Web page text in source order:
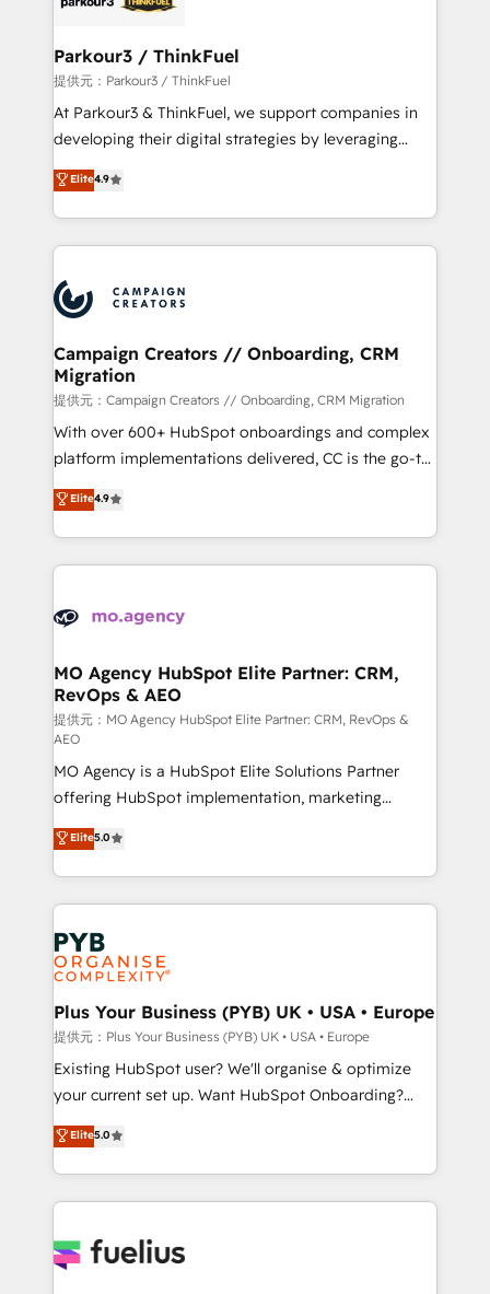
companies scale faster and smarter. 🔹 BOOMS:
Demand generation for all your buyers With BOOMS,
you invest in 100% of your buyers, accelerating your
growth and positioning yourself as an undisputed
transformation process A methodology designed to
implement HubSpot effectively and optimize your
record of business transformation, our growth-first
approach has helped brands dominate their
Parkour3 / ThinkFuel
提供元：Parkour3 / ThinkFuel
At Parkour3 & ThinkFuel, we support companies in
developing their digital strategies by leveraging
technologies and automating their marketing and
sales processes to generate growth. Our offer spans
from Strategy to Operations. We specialize in CRM
onboarding and implementation, web design, sales
extensive experience working with tech companies
and manufacturers since 2002, we are committed to
empowering our clients and developing their
autonomy. Get to grips with HubSpot through
guided implementation and seamless integration of
the CRM platform into your digital ecosystem. Would
you like support in deploying your inbound
to your needs and sales objectives. With 125+
certifications, we are part of the most certified
services are offered in both English & French.
Elite4.9
Campaign Creators // Onboarding, CRM
Migration
提供元：Campaign Creators // Onboarding, CRM Migration
With over 600+ HubSpot onboardings and complex
platform implementations delivered, CC is the go-to
Elite Solutions Partner for businesses ready to
migrate, replatform, and scale smarter. We specialize
in high-impact CRM and CMS migrations and
onboarding from platforms like Salesforce, NetSuite,
WordPress and legacy CRMs, turning fragmented
architectures that accelerate revenue operations and
performance. - Multi-object CRM migration, cleanup,
and implementation. - Pre-built and custom
integrations across your full tech stack. - Custom
object setup, CMS builds, and full-funnel automation.
- Dashboards, lifecycle campaigns, and lead
nurturing sequences. - Cross-hub setup across
Marketing, Sales, Operations, and Service Hubs. -
Ongoing optimization, managed support, and
scalable retainers. Let’s make HubSpot your most
powerful growth engine. Built to convert, scale, and
drive results.
Elite4.9
MO Agency HubSpot Elite Partner: CRM,
RevOps & AEO
提供元：MO Agency HubSpot Elite Partner: CRM, RevOps &
AEO
MO Agency is a HubSpot Elite Solutions Partner
offering HubSpot implementation, marketing
automation, CRM and RevOps consulting, data
architecture, sales enablement, lifecycle automation,
lead scoring and revenue reporting. HubSpot,
Salesforce and integrated enterprise stacks. Digital
Marketing, Answer Engine Optimisation, and
Generative Engine Optimisation (AI Search),
HubSpot Content Hub, WordPress development,
B2B SEO, paid media, and content. We work with
enterprise and growth-led companies across
technology, professional services, financial services
and industrial sectors. Offices in Johannesburg, Cape
implementations delivered. AI visibility coverage
across ChatGPT, Claude, Perplexity, Gemini and
Innovation HubSpot Impact Award - Platform
Migration Excellence HubSpot Impact Award -
Elite5.0
Plus Your Business (PYB) UK • USA • Europe
提供元：Plus Your Business (PYB) UK • USA • Europe
Existing HubSpot user? We'll organise & optimize
your current set up. Want HubSpot Onboarding?
We'll customise your CRM & automate your business
processes. Welcome to our Profile! We can help
with... • CRM implementation, reports & workflows,
and team training • CRM migration: Salesforce,
Custom API integrations A little about us... • Boutique
Elite5.0